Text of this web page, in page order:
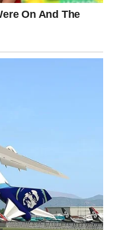
šansa
iz prošlosti – ali
novi susret može
u vezi kroz spontani
se isplati